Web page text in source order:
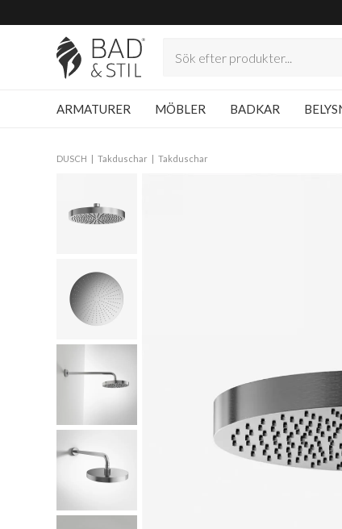
ARMATURER MÖBLER BADKAR
DUSCH Takduschar Takduschar